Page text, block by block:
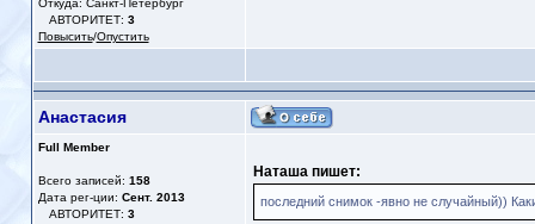
Откуда: Санкт-Петербург
АВТОРИТЕТ: 3
Повысить/Опустить
Анастасия
Full Member
Всего записей: 158
Дата рег-ции: Сент. 2013
АВТОРИТЕТ: 3
Наташа пишет:
последний снимок -явно не случайный))